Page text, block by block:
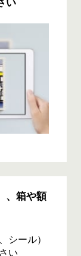
箱や額
シール）
い